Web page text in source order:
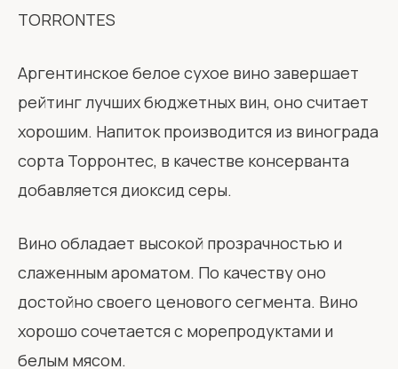
Аргентинское белое сухое вино завершает
рейтинг лучших бюджетных вин, оно считает
хорошим. Напиток производится из винограда
сорта Торронтес, в качестве консерванта
добавляется диоксид серы.
Вино обладает высокой прозрачностью и
слаженным ароматом. По качеству оно
достойно своего ценового сегмента. Вино
хорошо сочетается с морепродуктами и
белым мясом.